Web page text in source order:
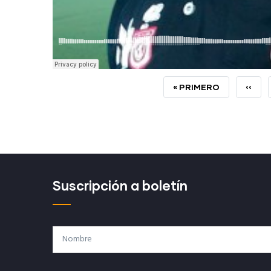
PRIMERA
« PRIMERO ‹‹
Suscripción a boletín
Nombre